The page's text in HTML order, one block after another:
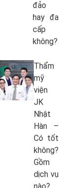
đảo
hay đa
cấp
không?
Thẩm
mỹ
viện
JK
Nhật
Hàn –
Có tốt
không?
Gồm
dịch vụ